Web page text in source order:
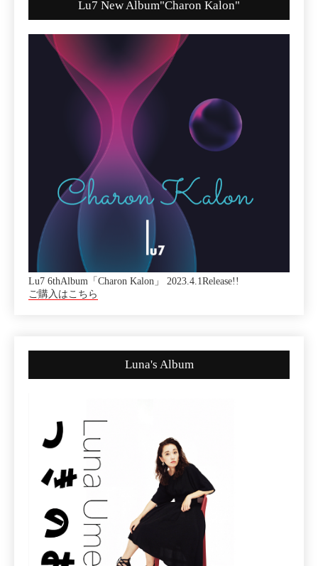
Lu7 New Album"Charon Kalon"
Lu7 6thAlbum「Charon Kalon」 2023.4.1Release!!
ご購入はこちら
Luna's Album